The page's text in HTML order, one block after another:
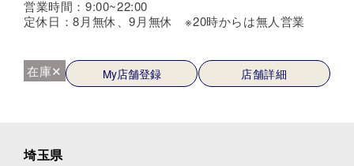
営業時間：9:00~22:00
定休日：8月無休、9月無休 ※20時からは無人営業
在庫✕ My店舗登録 店舗詳細
埼玉県